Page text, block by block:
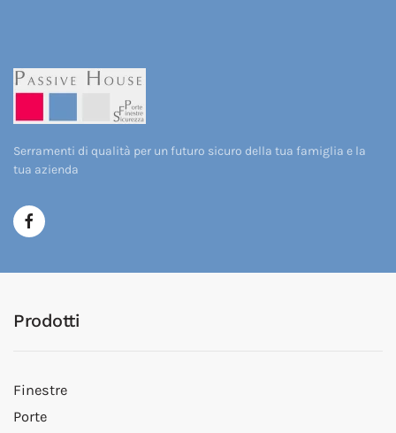
Serramenti di qualità per un futuro sicuro della tua famiglia e la
tua azienda
Prodotti
Finestre
Porte